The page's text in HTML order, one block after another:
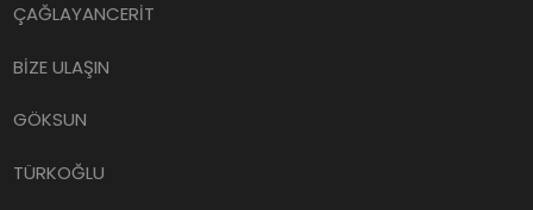
ÇAĞLAYANCERİT
BİZE ULAŞIN
GÖKSUN
TÜRKOĞLU